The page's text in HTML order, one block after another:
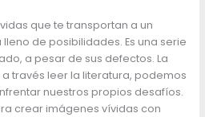
que te transportan a un
de posibilidades. Es una serie
a pesar de sus defectos. La
través leer la literatura, podemos
nuestros propios desafíos.
crear imágenes vívidas con